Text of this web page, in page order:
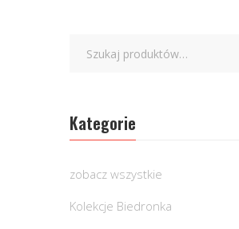
Kategorie
zobacz wszystkie
Kolekcje Biedronka